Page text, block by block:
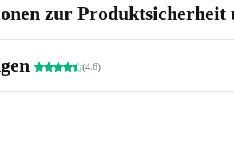
zur Produktsicherheit
(4.6)